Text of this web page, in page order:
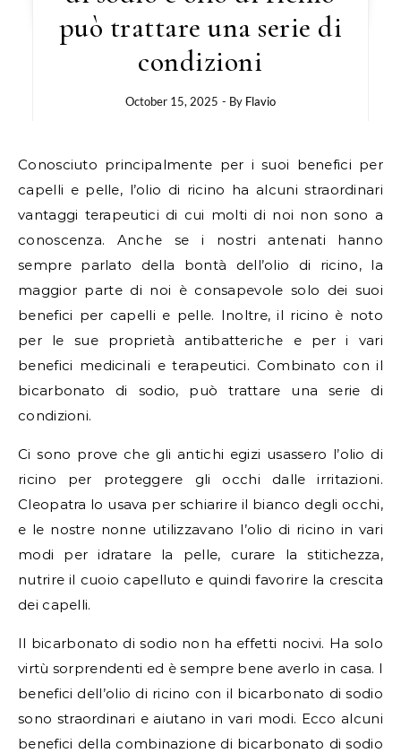
può trattare una serie di
condizioni
October 15, 2025 - By Flavio
Conosciuto principalmente per i suoi benefici per
capelli e pelle, l’olio di ricino ha alcuni straordinari
vantaggi terapeutici di cui molti di noi non sono a
conoscenza. Anche se i nostri antenati hanno
sempre parlato della bontà dell’olio di ricino, la
maggior parte di noi è consapevole solo dei suoi
benefici per capelli e pelle. Inoltre, il ricino è noto
per le sue proprietà antibatteriche e per i vari
benefici medicinali e terapeutici. Combinato con il
bicarbonato di sodio, può trattare una serie di
condizioni.
Ci sono prove che gli antichi egizi usassero l’olio di
ricino per proteggere gli occhi dalle irritazioni.
Cleopatra lo usava per schiarire il bianco degli occhi,
e le nostre nonne utilizzavano l’olio di ricino in vari
modi per idratare la pelle, curare la stitichezza,
nutrire il cuoio capelluto e quindi favorire la crescita
dei capelli.
Il bicarbonato di sodio non ha effetti nocivi. Ha solo
virtù sorprendenti ed è sempre bene averlo in casa. I
benefici dell’olio di ricino con il bicarbonato di sodio
sono straordinari e aiutano in vari modi. Ecco alcuni
benefici della combinazione di bicarbonato di sodio